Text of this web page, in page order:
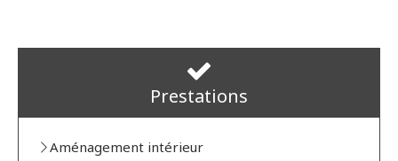
Prestations
Aménagement intérieur